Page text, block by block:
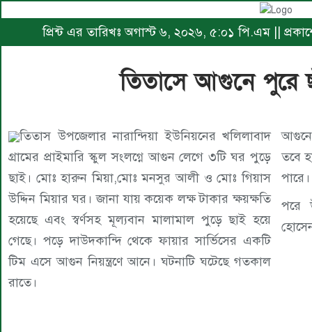
প্রিন্ট এর তারিখঃ অগাস্ট ৬, ২০২৬, ৫:০১ পি.এম ||
তিতাসে আগুনে পুরে
তিতাস উপজেলার নারান্দিয়া ইউনিয়নের খলিলাবাদ
গ্রামের প্রাইমারি স্কুল সংলগ্নে আগুন লেগে ৩টি ঘর পুড়ে
ছাই। মোঃ হারুন মিয়া,মোঃ মনসুর আলী ও মোঃ গিয়াস
উদ্দিন মিয়ার ঘর। জানা যায় কয়েক লক্ষ টাকার ক্ষয়ক্ষতি
হয়েছে এবং স্বর্ণসহ মূল্যবান মালামাল পুড়ে ছাই হয়ে
গেছে। পড়ে দাউদকান্দি থেকে ফায়ার সার্ভিসের একটি
টিম এসে আগুন নিয়ন্ত্রণে আনে। ঘটনাটি ঘটেছে গতকাল
রাতে।
তবে
পারে।
পরে